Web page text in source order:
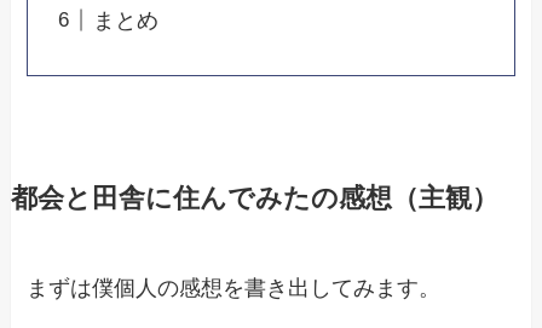
まとめ
都会と田舎に住んでみたの感想（主観）
まずは僕個人の感想を書き出してみます。